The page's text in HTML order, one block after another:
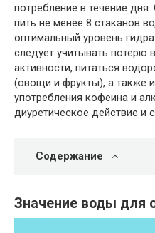
потребление в течение
пить не менее 8 стаканов
оптимальный уровень
следует учитывать потерю
активности, питаться
(овощи и фрукты), а также
употребления кофеина и
диуретическое действие и
Содержание
Значение воды для